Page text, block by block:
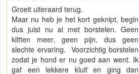
Groeit uiteraard terug.
Maar nu heb je het kort geknipt, begin
dus juist nu al met borstelen. Geen
klitten meer, geen pijn, dus geen
slechte ervaring. Voorzichtig borstelen
zodat je hond er nu goed aan went. Ik
gaf een lekkere kluif en ging dan